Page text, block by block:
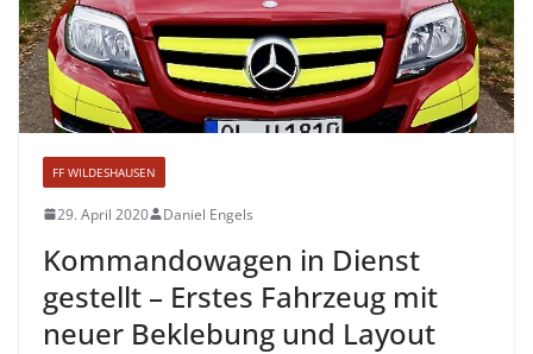
FF WILDESHAUSEN
29. April 2020 Daniel Engels
Kommandowagen in Dienst
gestellt – Erstes Fahrzeug mit
neuer Beklebung und Layout